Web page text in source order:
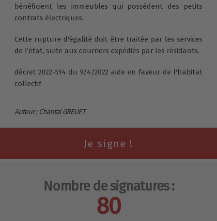
bénéficient les immeubles qui possèdent des petits
contrats électriques.
Cette rupture d'égalité doit être traitée par les services
de l'état, suite aux courriers expédiés par les résidants.
décret 2022-514 du 9/4/2022 aide en faveur de l'habitat
collectif
Auteur : Chantal GREUET
Nombre de signatures :
80